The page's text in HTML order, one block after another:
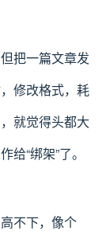
把一篇文章发
修改格式，耗
就觉得头都大
“绑架”了。
不下，像个